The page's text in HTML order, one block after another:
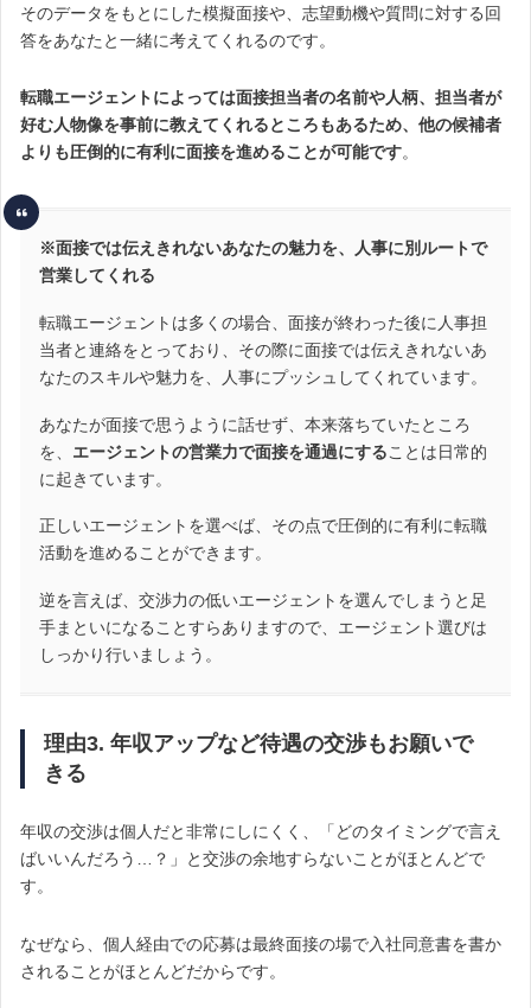
そのデータをもとにした模擬面接や、志望動機や質問に対する回
答をあなたと一緒に考えてくれるのです。
転職エージェントによっては面接担当者の名前や人柄、担当者が
好む人物像を事前に教えてくれるところもあるため、他の候補者
よりも圧倒的に有利に面接を進めることが可能です。
※面接では伝えきれないあなたの魅力を、人事に別ルートで
営業してくれる
転職エージェントは多くの場合、面接が終わった後に人事担
当者と連絡をとっており、その際に面接では伝えきれないあ
なたのスキルや魅力を、人事にプッシュしてくれています。
あなたが面接で思うように話せず、本来落ちていたところ
を、 エージェントの営業力で面接を通過にすることは日常的
に起きています。
正しいエージェントを選べば、その点で圧倒的に有利に転職
活動を進めることができます。
逆を言えば、交渉力の低いエージェントを選んでしまうと足
手まといになることすらありますので、エージェント選びは
しっかり行いましょう。
理由3. 年収アップなど待遇の交渉もお願いで
きる
年収の交渉は個人だと非常にしにくく、「どのタイミングで言え
ばいいんだろう…？」と交渉の余地すらないことがほとんどで
す。
なぜなら、個人経由での応募は最終面接の場で入社同意書を書か
されることがほとんどだからです。